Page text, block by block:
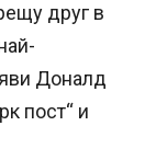
друг в
Доналд
пост“ и